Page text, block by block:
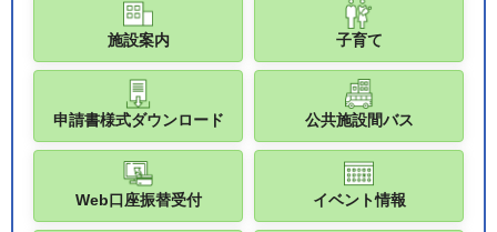
施設案内 子育て
申請書様式ダウンロード 公共施設間バス
Web口座振替受付 イベント情報